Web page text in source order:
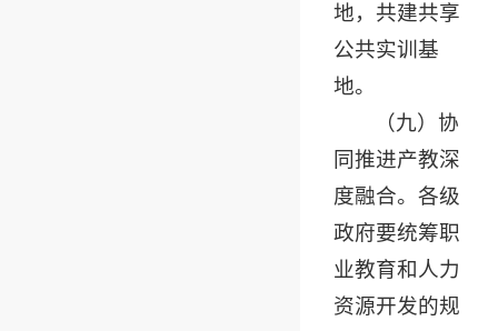
地，共建共享
公共实训基
地。
（九）协
同推进产教深
度融合。各级
政府要统筹职
业教育和人力
资源开发的规